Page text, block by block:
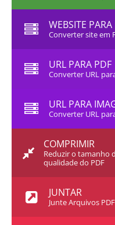
WEBSITE PARA
Converter site em
URL PARA PDF
Converter URL
URL PARA
Converter URL
COMPRIMIR
Reduzir o tamanho
qualidade do PDF
JUNTAR
Junte Arquivos